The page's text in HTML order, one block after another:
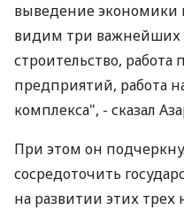
выведение экономики
видим три важнейших
строительство,
предприятий, работа
комплекса", - сказал
При этом он
сосредоточить
на развитии этих трех